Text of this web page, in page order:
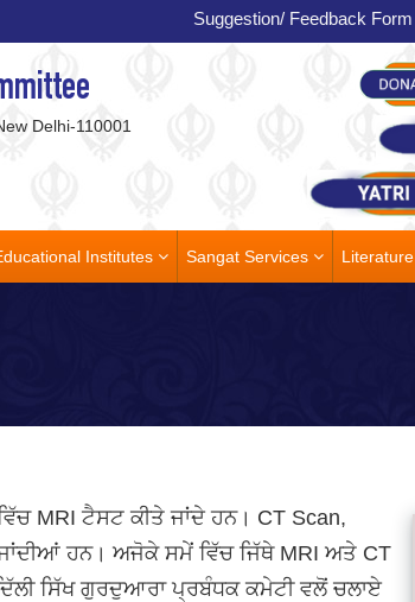
Suggestion/ Feedback Form
Delhi-110001
Institutes Sangat Services Literature
MRI ਟੈਸਟ ਕੀਤੇ ਜਾਂਦੇ ਹਨ। CT Scan,
ਜਾਂਦੀਆਂ ਹਨ। ਅਜੋਕੇ ਸਮੇਂ ਵਿੱਚ ਜਿੱਥੇ MRI ਅਤੇ CT
ਸਿੱਖ ਗੁਰਦੁਆਰਾ ਪ੍ਰਬੰਧਕ ਕਮੇਟੀ ਵਲੋਂ ਚਲਾਏ